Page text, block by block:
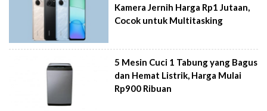
Kamera Jernih Harga Rp1 Jutaan,
Cocok untuk Multitasking
5 Mesin Cuci 1 Tabung yang Bagus
dan Hemat Listrik, Harga Mulai
Rp900 Ribuan